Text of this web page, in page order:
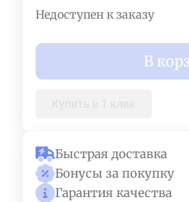
Недоступен к заказу
В
Быстрая доставка
Бонусы за покупку
Гарантия качества